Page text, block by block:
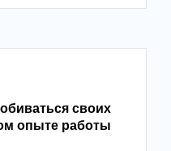
своих
опыте работы